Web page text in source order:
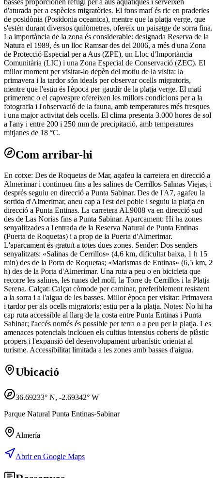
basses proporcionen refugi per a aus aquàtiques i serveixen
d'aturada per a espècies migratòries. El fons marí és ric en praderies
de posidònia (Posidonia oceanica), mentre que la platja verge, que
s'estén durant diversos quilòmetres, ofereix un paisatge de sorra fina.
La importància de la zona és considerable: designada Reserva de la
Natura el 1989, és un lloc Ramsar des del 2006, a més d'una Zona
de Protecció Especial per a Aus (ZPE), un Lloc d'Importància
Comunitària (LIC) i una Zona Especial de Conservació (ZEC). El
millor moment per visitar-lo depèn del motiu de la visita: la
primavera i la tardor són ideals per observar ocells migratoris,
mentre que l'estiu és l'època per gaudir de la platja verge. El matí
primerenc o el capvespre ofereixen les millors condicions per a la
fotografia i l'observació de la fauna, amb temperatures més fresques
i una major activitat dels ocells. El clima presenta 3.000 hores de sol
a l'any i entre 200 i 250 mm de precipitació, amb temperatures
mitjanes de 18 °C.
Com arribar-hi
En cotxe: Des de Roquetas de Mar, agafeu la carretera en direcció a
Almerimar i continueu fins a les salines de Cerrillos-Salinas Viejas, i
després seguiu en direcció a Punta Sabinar. Des de l'A7, agafeu la
sortida d'Almerimar, aneu cap a l'est del poble i seguiu la platja en
direcció a Punta Entinas. La carretera AL9008 va en direcció sud
des de Las Norias fins a Punta Sabinar. Aparcament: Hi ha zones
senyalitzades a l'entrada de la Reserva Natural de Punta Entinas
(Puerta de Roquetas) i a prop de la Puerta d'Almerimar.
L'aparcament és gratuït a totes dues zones. Sender: Dos senders
senyalitzats: «Salinas de Cerrillos» (4,6 km, dificultat baixa, 1 h 15
min) des de la Porta de Roquetas; «Marismas de Entinas» (6,5 km, 2
h) des de la Porta d'Almerimar. Una ruta a peu o en bicicleta que
recorre les salines, les runes del molí, la Torre de Cerrillos i la Platja
Serena. Calçat: Calçat còmode per caminar, preferiblement resistent
a la sorra i a l'aigua de les basses. Millor època per visitar: Primavera
i tardor per als ocells migratoris; estiu per a la platja. Notes: No hi ha
cap ruta accessible al llarg de la costa entre Punta Entinas i Punta
Sabinar; l'accés només és possible per terra o a peu per la platja. Les
amenaces potencials inclouen els cultius intensius coberts de plàstic
propers i l'expansió del desenvolupament urbanístic orientat al
turisme. Accessibilitat limitada a les zones amb basses d'aigua.
Ubicació
36.69233° N, -2.69342° W
Parque Natural Punta Entinas-Sabinar
Almería
Abrir en Google Maps